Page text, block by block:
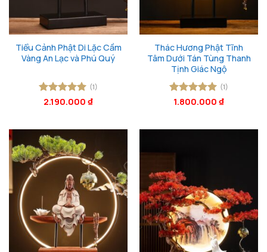
Tiểu Cảnh Phật Di Lặc Cầm
Vàng An Lạc và Phú Quý
Được xếp
(1)
2.190.000 ₫
Thác Hương Phật Tĩnh
Tâm Dưới Tán Tùng Thanh
Tịnh Giác Ngộ
Được xếp
(1)
1.800.000 ₫